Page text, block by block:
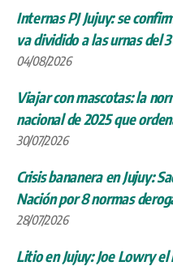
Internas PJ Jujuy: se
va dividido a las urnas del
04/08/2026
Viajar con mascotas: la
nacional de 2025 que
30/07/2026
Crisis bananera en Jujuy:
Nación por 8 normas
28/07/2026
Litio en Jujuy: Joe Lowry